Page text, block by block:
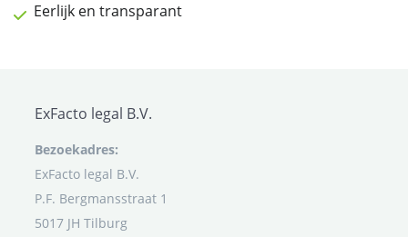
Eerlijk en transparant
ExFacto legal B.V.
Bezoekadres:
ExFacto legal B.V.
P.F. Bergmansstraat 1
5017 JH Tilburg